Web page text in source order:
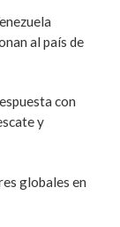
al país de
con
y
globales en